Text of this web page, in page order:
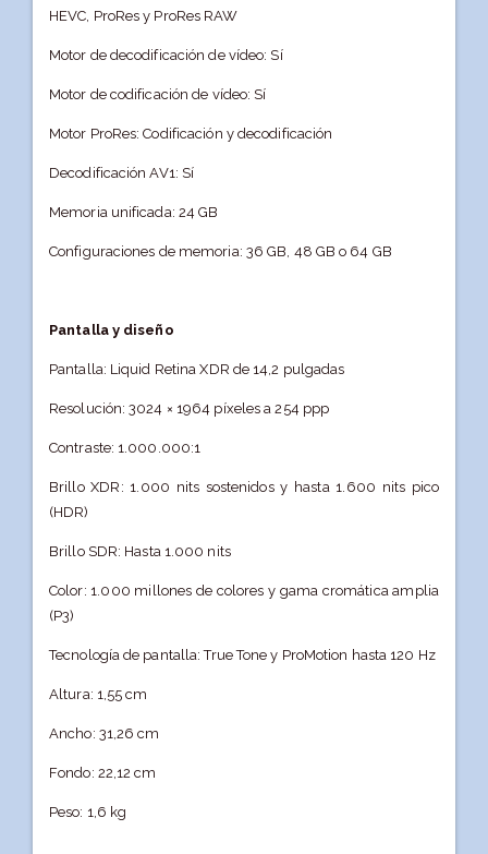
HEVC, ProRes y ProRes RAW
Motor de decodificación de vídeo: Sí
Motor de codificación de vídeo: Sí
Motor ProRes: Codificación y decodificación
Decodificación AV1: Sí
Memoria unificada: 24 GB
Configuraciones de memoria: 36 GB, 48 GB o 64 GB
Pantalla y diseño
Pantalla: Liquid Retina XDR de 14,2 pulgadas
Resolución: 3024 × 1964 píxeles a 254 ppp
Contraste: 1.000.000:1
Brillo XDR: 1.000 nits sostenidos y hasta 1.600 nits pico
(HDR)
Brillo SDR: Hasta 1.000 nits
Color: 1.000 millones de colores y gama cromática amplia
(P3)
Tecnología de pantalla: True Tone y ProMotion hasta 120 Hz
Altura: 1,55 cm
Ancho: 31,26 cm
Fondo: 22,12 cm
Peso: 1,6 kg